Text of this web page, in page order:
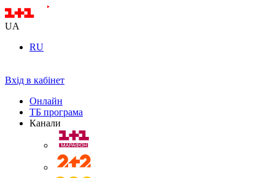
UA
RU
Вхід в кабінет
Онлайн
ТБ програма
Канали